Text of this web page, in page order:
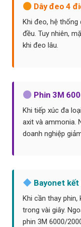
Dây đeo 4
Khi đeo, hệ
đều. Tuy nhiên,
khi đeo lâu.
Phin 3M
Khi tiếp xúc đa
axit và ammonia.
doanh nghiệp
Bayonet kết
Khi cần thay
trong vài giây.
phin 3M 6000/